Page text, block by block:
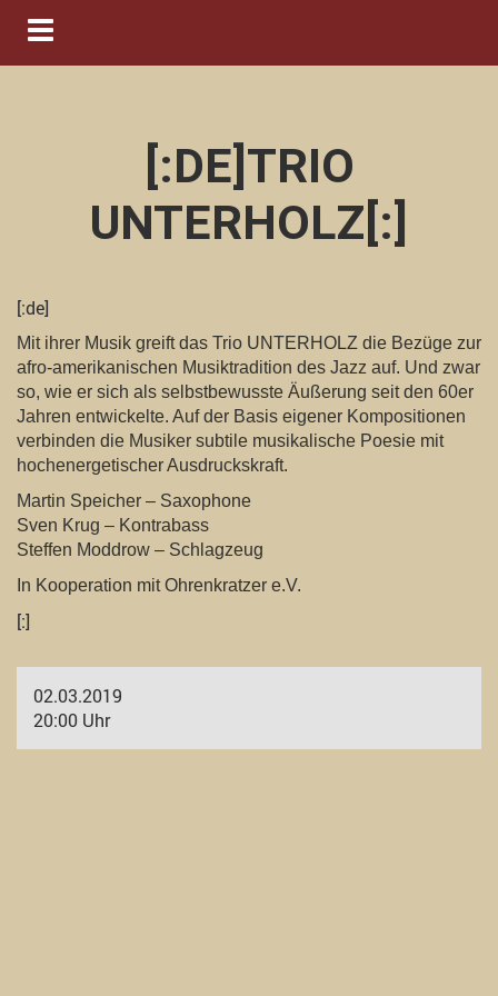
Navigation ein-/ausblenden
[:DE]TRIO
UNTERHOLZ[:]
[:de]
Mit ihrer Musik greift das Trio UNTERHOLZ die Bezüge zur
afro-amerikanischen Musiktradition des Jazz auf. Und zwar
so, wie er sich als selbstbewusste Äußerung seit den 60er
Jahren entwickelte. Auf der Basis eigener Kompositionen
verbinden die Musiker subtile musikalische Poesie mit
hochenergetischer Ausdruckskraft.
Martin Speicher – Saxophone
Sven Krug – Kontrabass
Steffen Moddrow – Schlagzeug
In Kooperation mit Ohrenkratzer e.V.
[:]
02.03.2019
20:00 Uhr